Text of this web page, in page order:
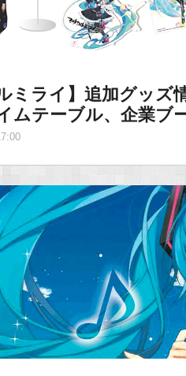
ミライ】追加グッズ
ムテーブル、企業ブ